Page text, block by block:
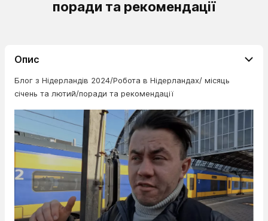
поради та рекомендації
Опис
Блог з Нідерландів 2024/Робота в Нідерландах/ місяць
січень та лютий/поради та рекомендації